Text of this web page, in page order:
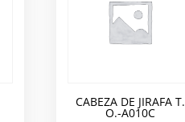
CABEZA DE JIRAFA T.
O.-A010C